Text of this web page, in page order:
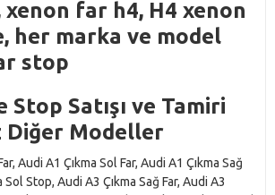
xenon far h4, H4 xenon
her marka ve model
stop
Stop Satışı ve Tamiri
Diğer Modeller
Audi A1 Çıkma Sol Far, Audi A1 Çıkma Sağ
Sol Stop, Audi A3 Çıkma Sağ Far, Audi A3